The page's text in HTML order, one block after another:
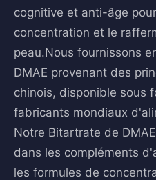
cognitive et anti-âge
concentration et le
peau.Nous fournissons
DMAE provenant des
chinois, disponible sous
fabricants mondiaux
Notre Bitartrate de
dans les compléments
les formules de